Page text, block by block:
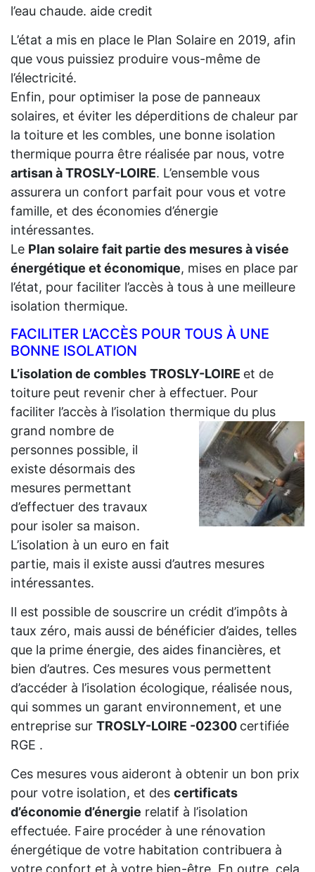
l’eau chaude. aide credit
L’état a mis en place le Plan Solaire en 2019, afin
que vous puissiez produire vous-même de
l’électricité.
Enfin, pour optimiser la pose de panneaux
solaires, et éviter les déperditions de chaleur par
la toiture et les combles, une bonne isolation
thermique pourra être réalisée par nous, votre
artisan à TROSLY-LOIRE. L’ensemble vous
assurera un confort parfait pour vous et votre
famille, et des économies d’énergie
intéressantes.
Le Plan solaire fait partie des mesures à visée
énergétique et économique, mises en place par
l’état, pour faciliter l’accès à tous à une meilleure
isolation thermique.
FACILITER L’ACCÈS POUR TOUS À UNE
BONNE ISOLATION
L’isolation de combles TROSLY-LOIRE et de
toiture peut revenir cher à effectuer. Pour
faciliter l’accès à l’isolation thermique du plus
grand nombre de
personnes possible, il
existe désormais des
mesures permettant
d’effectuer des travaux
pour isoler sa maison.
L’isolation à un euro en fait
partie, mais il existe aussi d’autres mesures
intéressantes.
Il est possible de souscrire un crédit d’impôts à
taux zéro, mais aussi de bénéficier d’aides, telles
que la prime énergie, des aides financières, et
bien d’autres. Ces mesures vous permettent
d’accéder à l’isolation écologique, réalisée nous,
qui sommes un garant environnement, et une
entreprise sur TROSLY-LOIRE -02300 certifiée
RGE .
Ces mesures vous aideront à obtenir un bon prix
pour votre isolation, et des certificats
d’économie d’énergie relatif à l’isolation
effectuée. Faire procéder à une rénovation
énergétique de votre habitation contribuera à
votre confort et à votre bien-être. En outre, cela